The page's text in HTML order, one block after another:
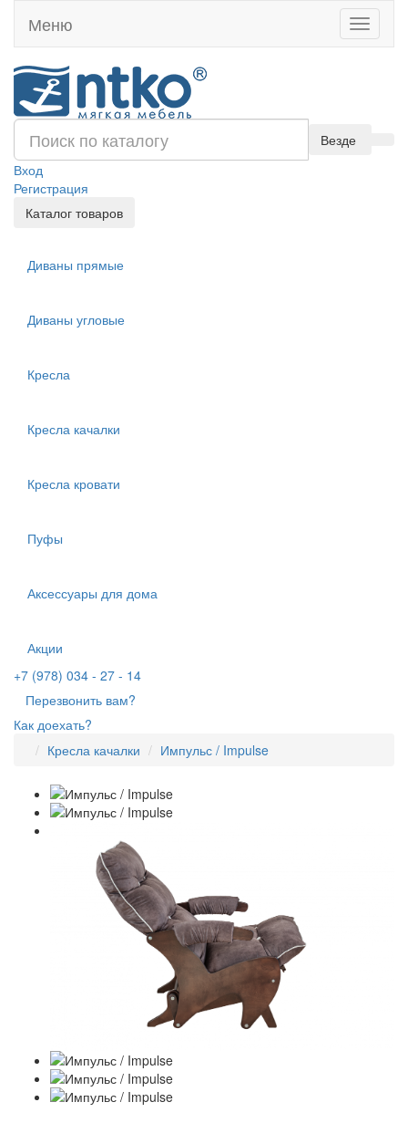
Toggle
Меню
Везде
Вход
Регистрация
Каталог товаров
Диваны прямые
Диваны угловые
Кресла
Кресла качалки
Кресла кровати
Пуфы
Аксессуары для дома
Акции
+7 (978) 034 - 27 - 14
Перезвонить вам?
Как доехать?
Кресла качалки
Импульс / Impulse